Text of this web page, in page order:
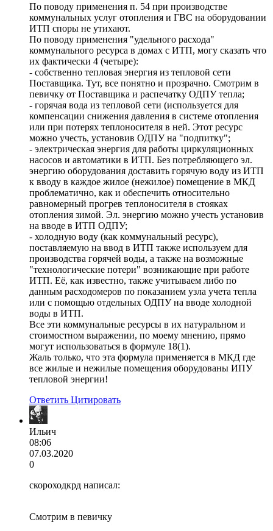
По поводу применения п. 54 при производстве
коммунальных услуг отопления и ГВС на оборудовании
ИТП споры не утихают.
По поводу применения "удельного расхода"
коммунального ресурса в домах с ИТП, могу сказать что
их фактически 4 (четыре):
- собственно тепловая энергия из тепловой сети
Поставщика. Тут, все понятно и прозрачно. Смотрим в
певичку от Поставщика и распечатку ОДПУ тепла;
- горячая вода из тепловой сети (используется для
компенсации снижения давления в системе отопления
или при потерях теплоносителя в ней. Этот ресурс
можно учесть, установив ОДПУ на "подпитку";
- электрическая энергия для работы циркуляционных
насосов и автоматики в ИТП. Без потребляющего эл.
энергию оборудования доставить горячую воду из ИТП
к вводу в каждое жилое (нежилое) помещение в МКД
проблематично, как и обеспечить относительно
равномерный прогрев теплоносителя в стояках
отопления зимой. Эл. энергию можно учесть установив
на вводе в ИТП ОДПУ;
- холодную воду (как коммунальный ресурс),
поставляемую на ввод в ИТП также используем для
производства горячей воды, а также на возможные
"технологические потери" возникающие при работе
ИТП. Её, как известно, также учитываем либо по
данным расходомеров по показанием узла учета тепла
или с помощью отдельных ОДПУ на вводе холодной
воды в ИТП.
Все эти коммунальные ресурсы в их натуральном и
стоимостном выражении, по моему мнению, прямо
могут использоваться в формуле 18(1).
Жаль только, что эта формула применяется в МКД где
все жилые и нежилые помещения оборудованы ИПУ
тепловой энергии!
Ответить Цитировать
Ильич
08:06
07.03.2020
0
скороходкрд написал:
Смотрим в певичку